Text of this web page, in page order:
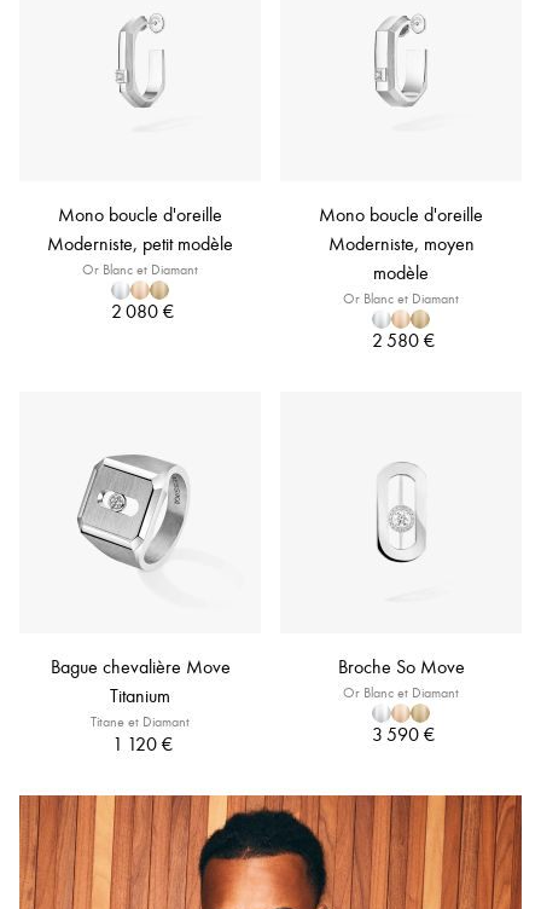
Mono boucle d'oreille
Moderniste, petit modèle
Or Blanc et Diamant
2 080 €
Mono boucle d'oreille
Moderniste, moyen
modèle
Or Blanc et Diamant
2 580 €
Bague chevalière Move
Titanium
Titane et Diamant
1 120 €
Broche So Move
Or Blanc et Diamant
3 590 €